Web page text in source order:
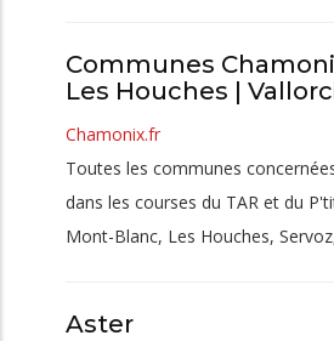
Communes
Les Houches |
Chamonix.fr
Toutes les communes
dans les courses du TAR et du
Mont-Blanc, Les Houches,
Aster